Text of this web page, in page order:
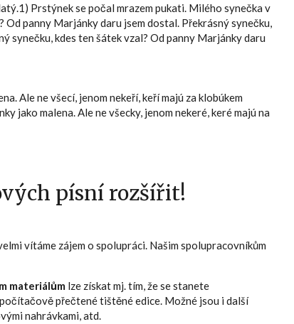
Prstýnek se počal mrazem pukati. Milého synečka v
panny Marjánky daru jsem dostal. Překrásný synečku,
synečku, kdes ten šátek vzal? Od panny Marjánky daru
Ale ne všecí, jenom nekeří, keří majú za klobúkem
jako malena. Ale ne všecky, jenom nekeré, keré majú na
písní rozšířit!
vítáme zájem o spolupráci. Našim spolupracovníkům
materiálům lze získat mj. tím, že se stanete
přečtené tištěné edice. Možné jsou i další
nahrávkami, atd.